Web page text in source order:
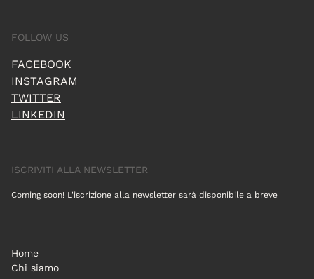
FOLLOW US
FACEBOOK
INSTAGRAM
TWITTER
LINKEDIN
ISCRIVITI ALLA NEWSLETTER
Coming soon! L'iscrizione alla newsletter sarà disponibile a breve
Home
Chi siamo